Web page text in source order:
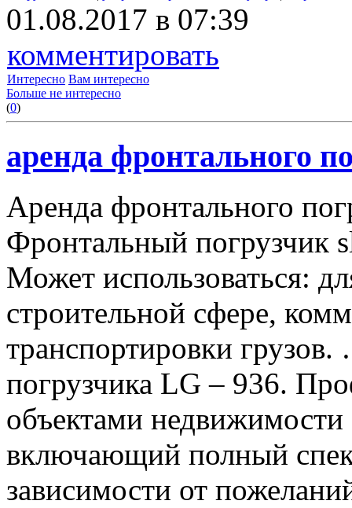
01.08.2017 в 07:39
комментировать
Интересно Вам интересно
Больше не интересно
(0)
аренда фронтального
Аренда фронтального
Фронтальный погрузчик
Может использоваться:
строительной сфере,
транспортировки
погрузчика LG – 936.
объектами
включающий полный
зависимости от